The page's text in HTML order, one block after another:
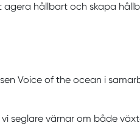
hållbart och skapa
Voice of the ocean i
seglare värnar om både